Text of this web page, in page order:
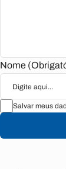
Nome
Salvar meus